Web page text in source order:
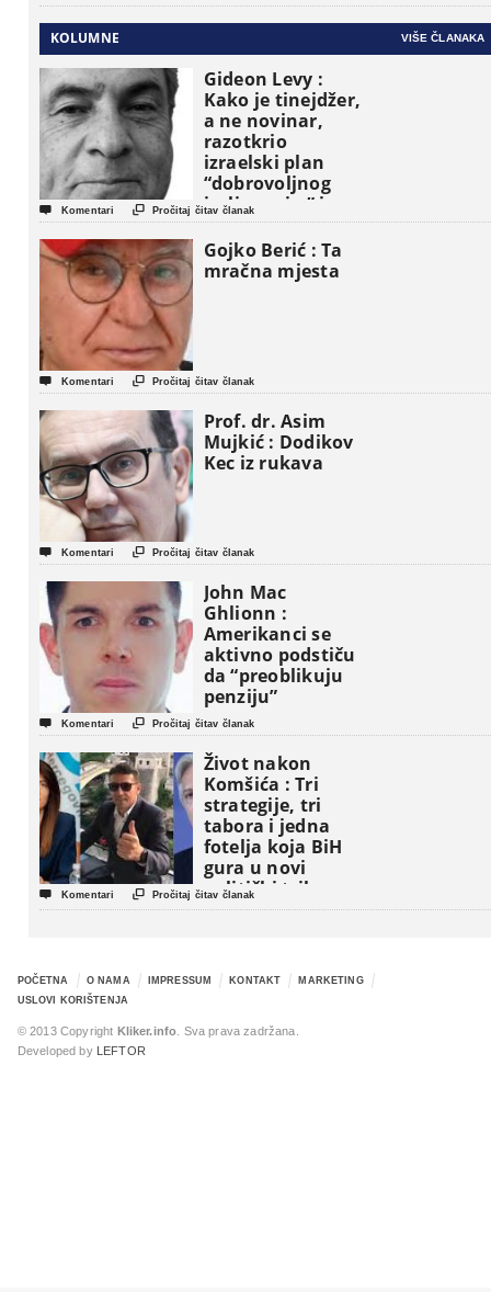
KOLUMNE VIŠE ČLANAKA
Gideon Levy :
Kako je tinejdžer,
a ne novinar,
razotkrio
izraelski plan
“dobrovoljnog
iseljavanja ” iz
Gaze
 Komentari  Pročitaj čitav članak
Gojko Berić : Ta
mračna mjesta
 Komentari  Pročitaj čitav članak
Prof. dr. Asim
Mujkić : Dodikov
Kec iz rukava
 Komentari  Pročitaj čitav članak
John Mac
Ghlionn :
Amerikanci se
aktivno podstiču
da “preoblikuju
penziju”
 Komentari  Pročitaj čitav članak
Život nakon
Komšića : Tri
strategije, tri
tabora i jedna
fotelja koja BiH
gura u novi
politički triler
 Komentari  Pročitaj čitav članak
POČETNA O NAMA IMPRESSUM KONTAKT
MARKETING
USLOVI KORIŠTENJA
© 2013 Copyright Kliker.info . Sva prava zadržana.
Developed by
LEFTOR